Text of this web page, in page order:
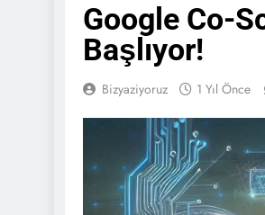
Google Co-
Başlıyor!
Bizyaziyoruz 1 Yıl Önce